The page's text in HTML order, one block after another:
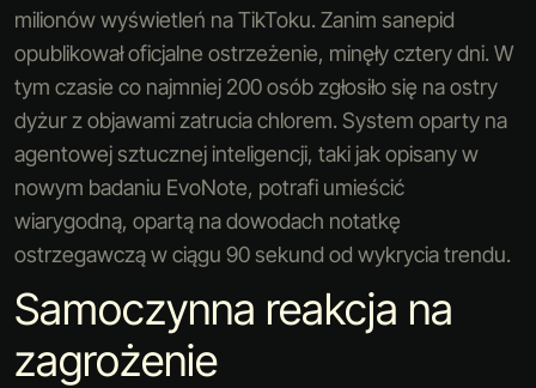
milionów wyświetleń na TikToku. Zanim sanepid
opublikował oficjalne ostrzeżenie, minęły cztery dni. W
tym czasie co najmniej 200 osób zgłosiło się na ostry
dyżur z objawami zatrucia chlorem. System oparty na
agentowej sztucznej inteligencji, taki jak opisany w
nowym badaniu EvoNote, potrafi umieścić
wiarygodną, opartą na dowodach notatkę
ostrzegawczą w ciągu 90 sekund od wykrycia trendu.
Samoczynna reakcja na
zagrożenie